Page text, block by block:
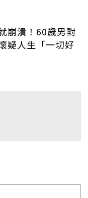
崩潰！60歲男對
疑人生「一切好